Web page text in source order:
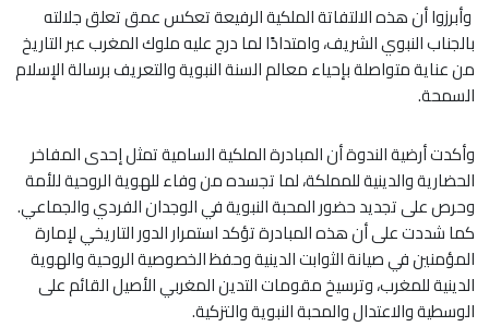
وأبرزوا أن هذه الالتفاتة الملكية الرفيعة تعكس عمق تعلق جلالته
بالجناب النبوي الشريف، وامتدادًا لما درج عليه ملوك المغرب عبر التاريخ
من عناية متواصلة بإحياء معالم السنة النبوية والتعريف برسالة الإسلام
السمحة.
وأكدت أرضية الندوة أن المبادرة الملكية السامية تمثل إحدى المفاخر
الحضارية والدينية للمملكة، لما تجسده من وفاء للهوية الروحية للأمة
وحرص على تجديد حضور المحبة النبوية في الوجدان الفردي والجماعي.
كما شددت على أن هذه المبادرة تؤكد استمرار الدور التاريخي لإمارة
المؤمنين في صيانة الثوابت الدينية وحفظ الخصوصية الروحية والهوية
الدينية للمغرب، وترسيخ مقومات التدين المغربي الأصيل القائم على
الوسطية والاعتدال والمحبة النبوية والتزكية.